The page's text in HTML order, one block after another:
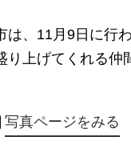
、11月9日に行
り上げてくれる仲
写真ページをみる